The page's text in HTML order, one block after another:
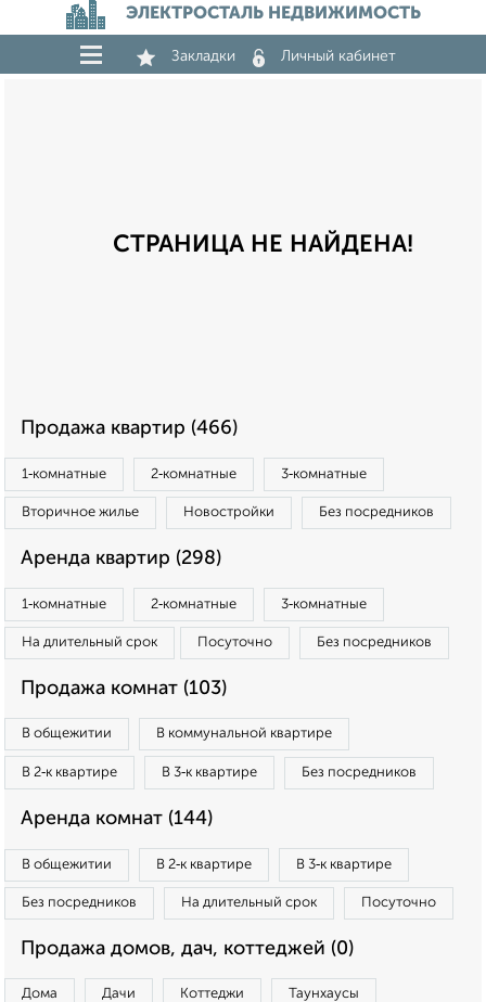
ЭЛЕКТРОСТАЛЬ НЕДВИЖИМОСТЬ
Закладки Личный кабинет
СТРАНИЦА НЕ НАЙДЕНА!
Продажа квартир (466)
1‑комнатные 2‑комнатные 3‑комнатные
Вторичное жилье Новостройки Без посредников
Аренда квартир (298)
1‑комнатные 2‑комнатные 3‑комнатные
На длительный срок Посуточно Без посредников
Продажа комнат (103)
В общежитии В коммунальной квартире
В 2‑к квартире В 3‑к квартире Без посредников
Аренда комнат (144)
В общежитии В 2‑к квартире В 3‑к квартире
Без посредников На длительный срок Посуточно
Продажа домов, дач, коттеджей (0)
Дома Дачи Коттеджи Таунхаусы